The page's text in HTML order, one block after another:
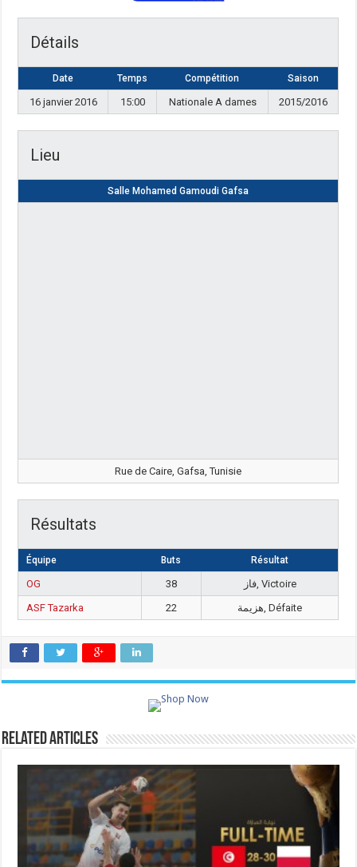
Détails
Date Temps Compétition Saison
16 janvier 2016 15:00 Nationale A dames 2015/2016
Lieu
Salle Mohamed Gamoudi Gafsa
Rue de Caire, Gafsa, Tunisie
Résultats
Équipe Buts Résultat
OG 38
فاز, Victoire
ASF Tazarka
22 هزيمة, Défaite
Related Articles